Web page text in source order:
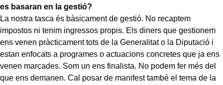
es basaran en la gestió?
La nostra tasca és bàsicament de gestió. No recaptem
impostos ni tenim ingressos propis. Els diners que gestionem
ens venen pràcticament tots de la Generalitat o la Diputació i
estan enfocats a programes o actuacions concretes que ja ens
venen marcades. Som un ens finalista. No podem fer més del
que ens demanen. Cal posar de manifest també el tema de la